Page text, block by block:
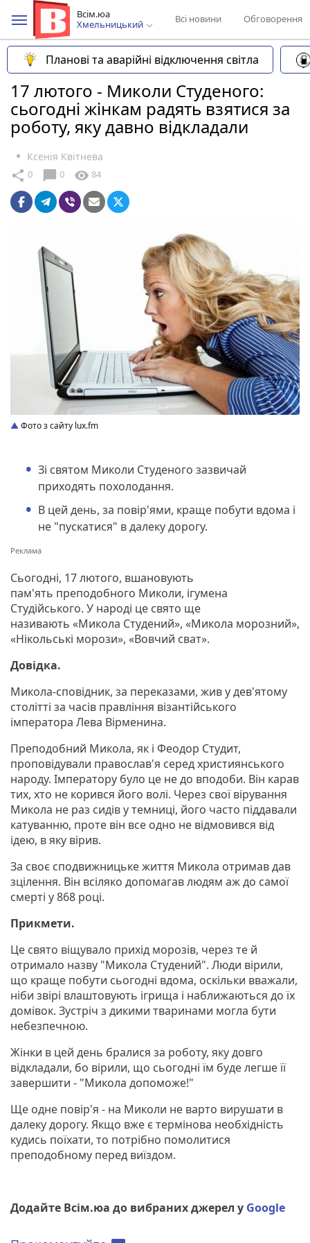
Всім.юа
Хмельницький
Всі новини Обговорення
Планові та аварійні відключення світла
17 лютого - Миколи Студеного:
сьогодні жінкам радять взятися за
роботу, яку давно відкладали
Ксенія Квітнева
share 0 chat_bubble 0 visibility 84
Фото з сайту lux.fm
Зі святом Миколи Студеного зазвичай
приходять похолодання.
В цей день, за повір'ями, краще побути вдома і
не "пускатися" в далеку дорогу.
Сьогодні, 17 лютого, вшановують
пам'ять преподобного Миколи, ігумена
Студійського. У народі це свято ще
називають «Микола Студений», «Микола морозний»,
«Нікольські морози», «Вовчий сват».
Довідка.
Микола-сповідник, за переказами, жив у дев'ятому
столітті за часів правління візантійського
імператора Лева Вірменина.
Преподобний Микола, як і Феодор Студит,
проповідували православ'я серед християнського
народу. Імператору було це не до вподоби. Він карав
тих, хто не корився його волі. Через свої вірування
Микола не раз сидів у темниці, його часто піддавали
катуванню, проте він все одно не відмовився від
ідею, в яку вірив.
За своє сподвижницьке життя Микола отримав дав
зцілення. Він всіляко допомагав людям аж до самої
смерті у 868 році.
Прикмети.
Це свято віщувало прихід морозів, через те й
отримало назву "Микола Студений". Люди вірили,
що краще побути сьогодні вдома, оскільки вважали,
ніби звірі влаштовують ігрища і наближаються до їх
домівок. Зустріч з дикими тваринами могла бути
небезпечною.
Жінки в цей день бралися за роботу, яку довго
відкладали, бо вірили, що сьогодні їм буде легше її
завершити - "Микола допоможе!"
Ще одне повір'я - на Миколи не варто вирушати в
далеку дорогу. Якщо вже є термінова необхідність
кудись поїхати, то потрібно помолитися
преподобному перед виїздом.
Додайте Всім.юа до вибраних джерел у Google